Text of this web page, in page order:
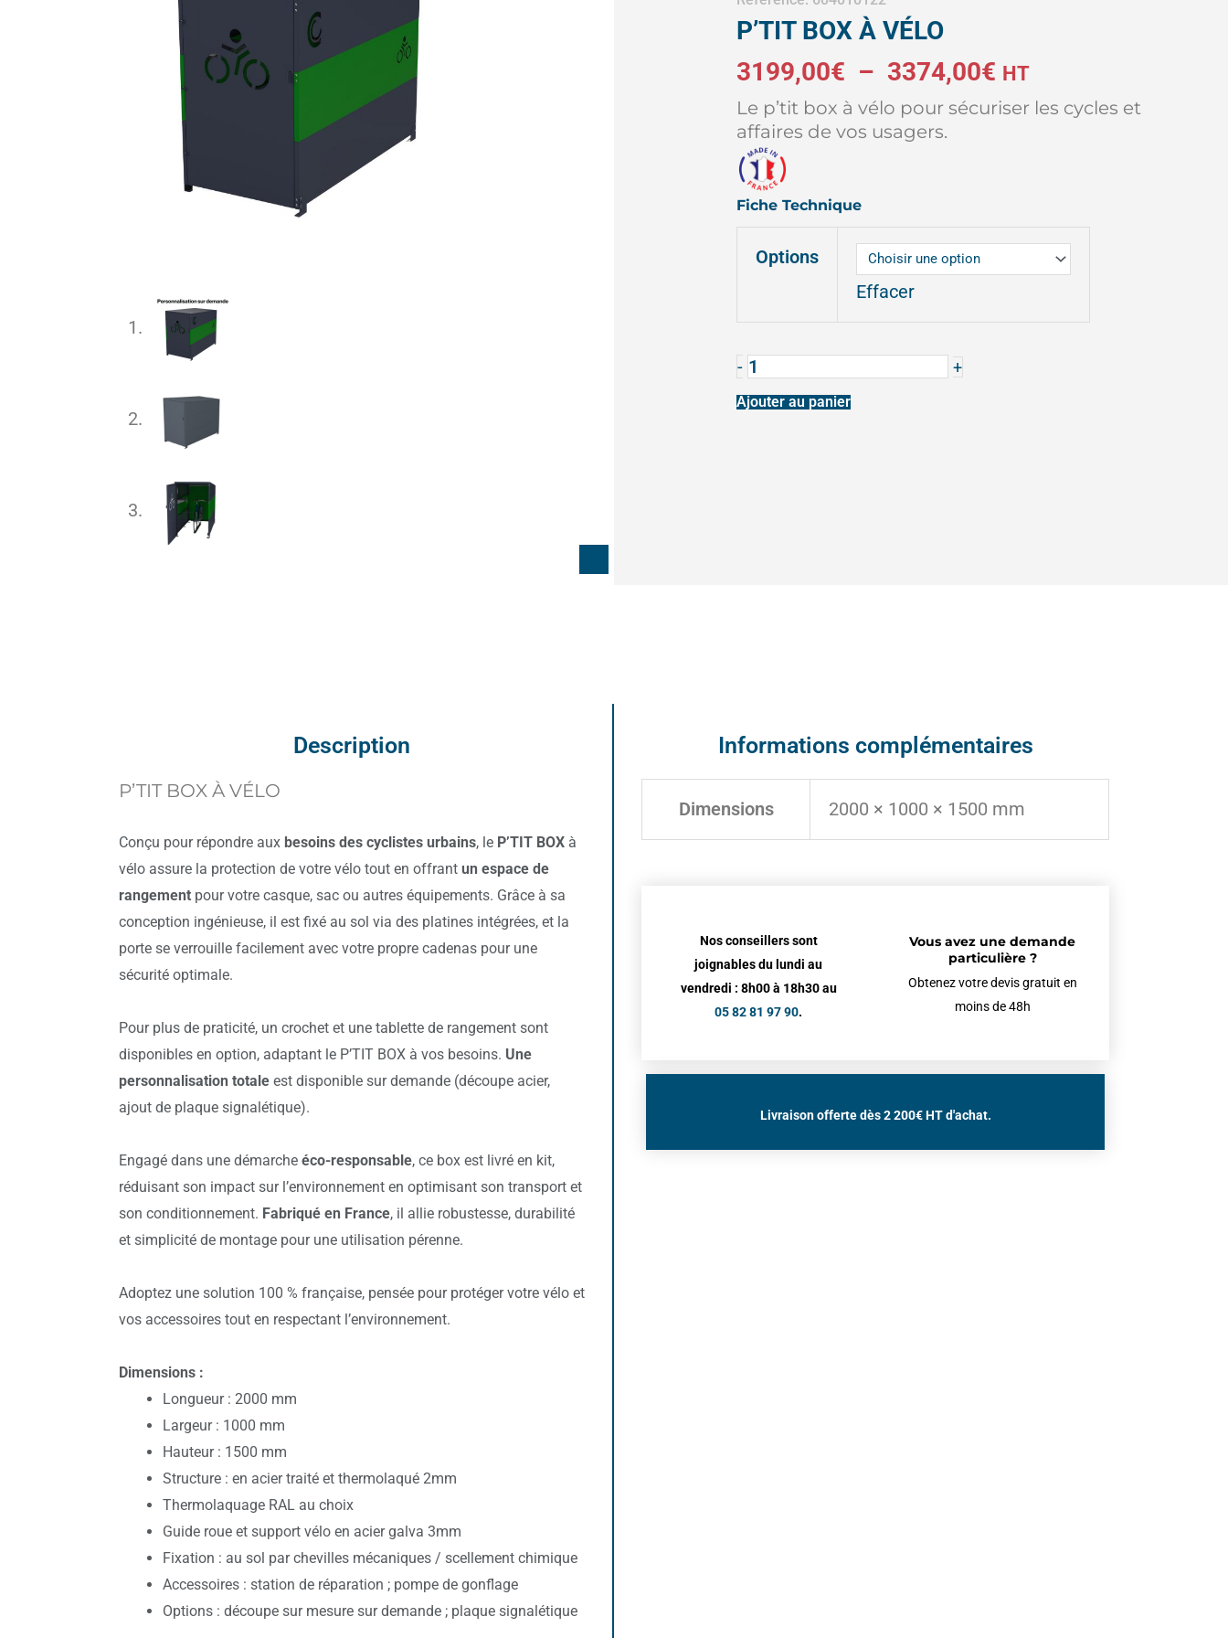
P’TIT BOX À VÉLO
3199,00€ – 3374,00€ Plage
de
HT
Le p’tit box à vélo pour sécuriser les cycles et
affaires de vos usagers.
Fiche Technique
Options
Effacer
-
de
À
VÉLO
+
Ajouter au panier
Description
P’TIT BOX À VÉLO
Conçu pour répondre aux besoins des cyclistes urbains, le P’TIT BOX à
vélo assure la protection de votre vélo tout en offrant un espace de
rangement pour votre casque, sac ou autres équipements. Grâce à sa
conception ingénieuse, il est fixé au sol via des platines intégrées, et la
porte se verrouille facilement avec votre propre cadenas pour une
sécurité optimale.
Pour plus de praticité, un crochet et une tablette de rangement sont
disponibles en option, adaptant le P’TIT BOX à vos besoins. Une
personnalisation totale est disponible sur demande (découpe acier,
ajout de plaque signalétique).
Engagé dans une démarche éco-responsable, ce box est livré en kit,
réduisant son impact sur l’environnement en optimisant son transport et
son conditionnement. Fabriqué en France, il allie robustesse, durabilité
et simplicité de montage pour une utilisation pérenne.
Adoptez une solution 100 % française, pensée pour protéger votre vélo et
vos accessoires tout en respectant l’environnement.
Dimensions :
Longueur : 2000 mm
Largeur : 1000 mm
Hauteur : 1500 mm
Structure : en acier traité et thermolaqué 2mm
Thermolaquage RAL au choix
Guide roue et support vélo en acier galva 3mm
Fixation : au sol par chevilles mécaniques / scellement chimique
Accessoires : station de réparation ; pompe de gonflage
Options : découpe sur mesure sur demande ; plaque signalétique
Informations complémentaires
Dimensions 2000 × 1000 × 1500 mm
Nos conseillers sont
joignables du lundi au
vendredi : 8h00 à 18h30 au
05 82 81 97 90.
Vous avez une demande
particulière ?
Obtenez votre devis gratuit en
moins de 48h
Livraison offerte dès 2 200€ HT d'achat.